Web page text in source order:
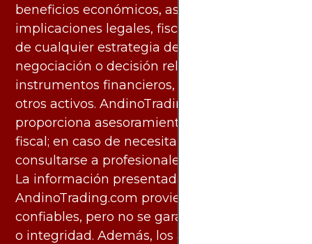
beneficios económicos, así como las
implicaciones legales, fiscales y contables
de cualquier estrategia de inversión,
negociación o decisión relacionada con
instrumentos financieros, materias primas u
otros activos. AndinoTrading.com no
proporciona asesoramiento legal, contable o
fiscal; en caso de necesitarlo, debe
consultarse a profesionales especializados.
La información presentada por
AndinoTrading.com proviene de fuentes
confiables, pero no se garantiza su exactitud
o integridad. Además, los análisis pueden